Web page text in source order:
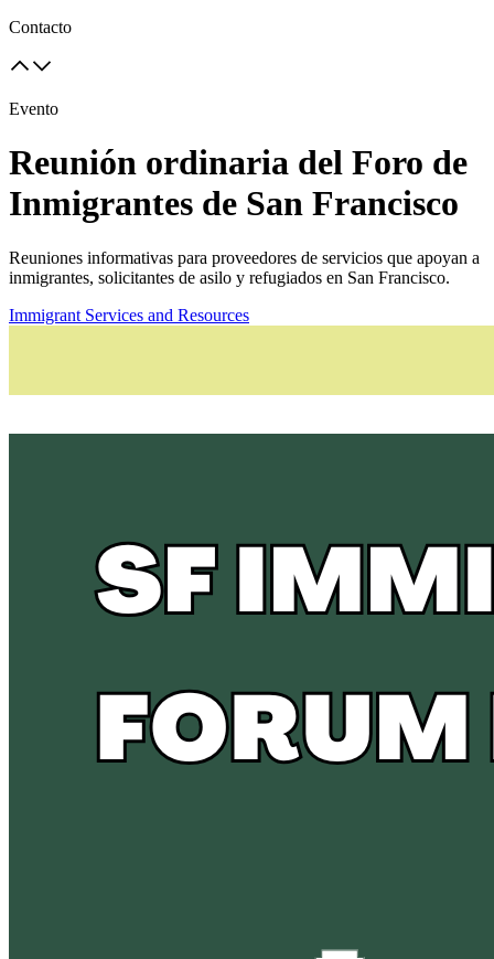
Contacto
Evento
Reunión ordinaria del Foro de
Inmigrantes de San Francisco
Reuniones informativas para proveedores de servicios que apoyan a
inmigrantes, solicitantes de asilo y refugiados en San Francisco.
Immigrant Services and Resources